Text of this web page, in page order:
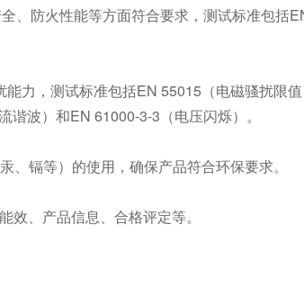
、防火性能等方面符合要求，测试标准包括
力，测试标准包括EN 55015（电磁骚扰限
波）和EN 61000-3-3（电压闪烁）。
镉等）的使用，确保产品符合环保要求。
、产品信息、合格评定等。